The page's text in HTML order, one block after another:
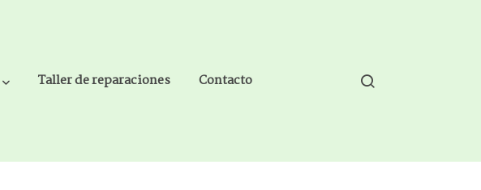
Taller de reparaciones Contacto